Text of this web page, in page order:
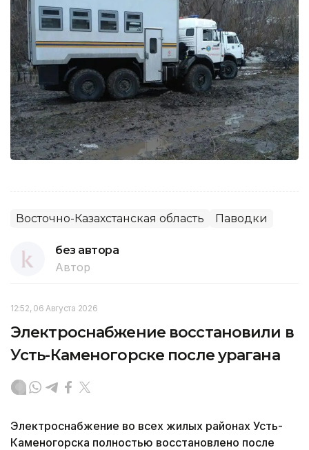
Восточно-Казахстанская область Паводки
без автора
Автор
12:52, 06 Августа 2026
Электроснабжение восстановили в
Усть-Каменогорске после урагана
Электроснабжение во всех жилых районах Усть-
Каменогорска полностью восстановлено после